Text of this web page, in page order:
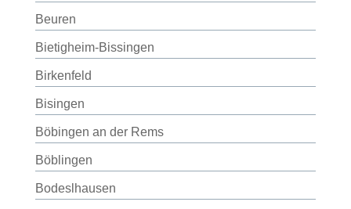
Beuren
Bietigheim-Bissingen
Birkenfeld
Bisingen
Böbingen an der Rems
Böblingen
Bodeslhausen